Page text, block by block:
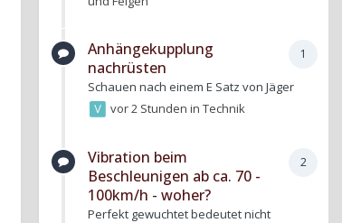
1
Anhängekupplung
nachrüsten
Schauen nach einem E Satz von Jäger
vor 2 Stunden inTechnik
2
Vibration beim
Beschleunigen ab ca. 70 -
100km/h - woher?
Perfekt gewuchtet bedeutet nicht